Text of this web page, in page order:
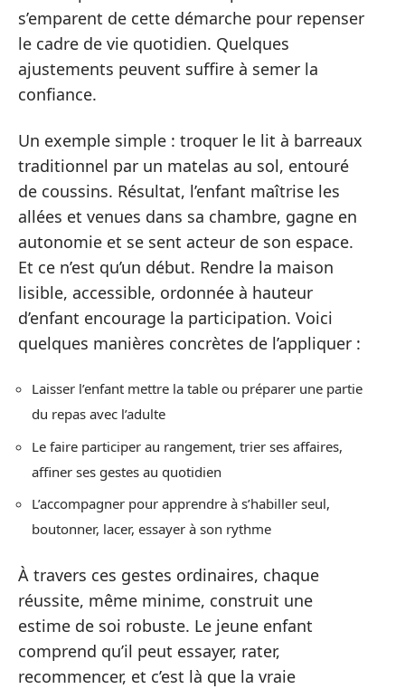
s’emparent de cette démarche pour repenser
le cadre de vie quotidien. Quelques
ajustements peuvent suffire à semer la
confiance.
Un exemple simple : troquer le lit à barreaux
traditionnel par un matelas au sol, entouré
de coussins. Résultat, l’enfant maîtrise les
allées et venues dans sa chambre, gagne en
autonomie et se sent acteur de son espace.
Et ce n’est qu’un début. Rendre la maison
lisible, accessible, ordonnée à hauteur
d’enfant encourage la participation. Voici
quelques manières concrètes de l’appliquer :
Laisser l’enfant mettre la table ou préparer une partie
du repas avec l’adulte
Le faire participer au rangement, trier ses affaires,
affiner ses gestes au quotidien
L’accompagner pour apprendre à s’habiller seul,
boutonner, lacer, essayer à son rythme
À travers ces gestes ordinaires, chaque
réussite, même minime, construit une
estime de soi robuste. Le jeune enfant
comprend qu’il peut essayer, rater,
recommencer, et c’est là que la vraie